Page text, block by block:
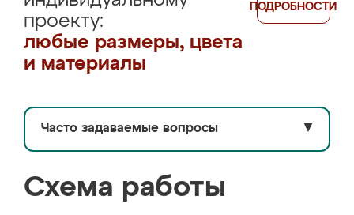
проекту:
любые размеры, цвета
и материалы
ПОДРОБНОСТИ
Часто задаваемые вопросы ▼
Схема работы